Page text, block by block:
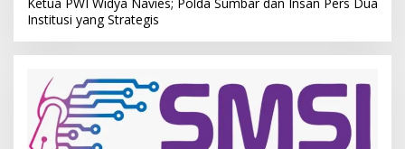
Institusi yang Strategis